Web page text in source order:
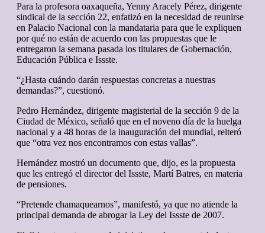
Para la profesora oaxaqueña, Yenny Aracely Pérez, dirigente
sindical de la sección 22, enfatizó en la necesidad de reunirse
en Palacio Nacional con la mandataria para que le expliquen
por qué no están de acuerdo con las propuestas que le
entregaron la semana pasada los titulares de Gobernación,
Educación Pública e Issste.
“¿Hasta cuándo darán respuestas concretas a nuestras
demandas?”, cuestionó.
Pedro Hernández, dirigente magisterial de la sección 9 de la
Ciudad de México, señaló que en el noveno día de la huelga
nacional y a 48 horas de la inauguración del mundial, reiteró
que “otra vez nos encontramos con estas vallas”.
Hernández mostró un documento que, dijo, es la propuesta
que les entregó el director del Issste, Martí Batres, en materia
de pensiones.
“Pretende chamaquearnos”, manifestó, ya que no atiende la
principal demanda de abrogar la Ley del Issste de 2007.